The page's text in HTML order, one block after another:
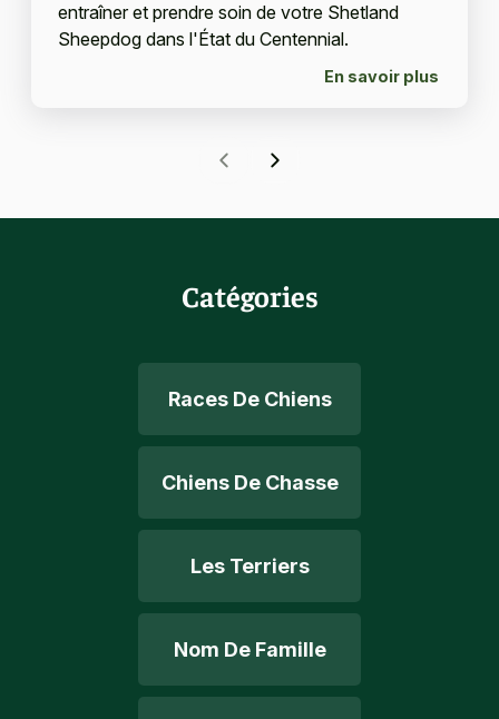
entraîner et prendre soin de votre Shetland
Sheepdog dans l'État du Centennial.
En savoir plus
Catégories
Races De Chiens
Chiens De Chasse
Les Terriers
Nom De Famille